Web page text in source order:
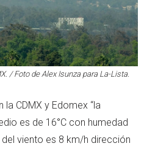
/ Foto de Alex Isunza para La-Lista.
CDMX y Edomex “la
es de 16°C con humedad
viento es 8 km/h dirección